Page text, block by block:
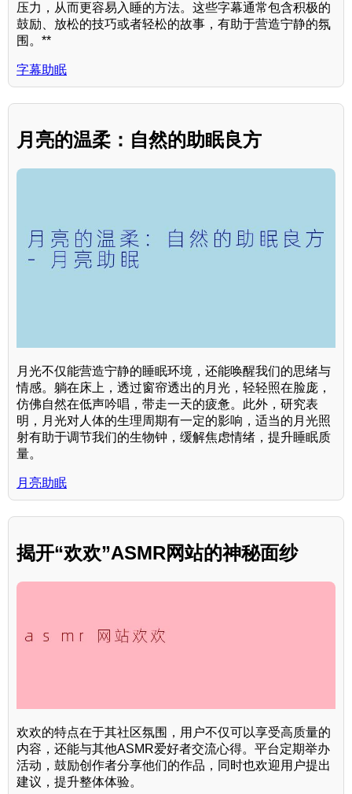
压力，从而更容易入睡的方法。这些字幕通常包含积极的
鼓励、放松的技巧或者轻松的故事，有助于营造宁静的氛
围。**
字幕助眠
月亮的温柔：自然的助眠良方
月光不仅能营造宁静的睡眠环境，还能唤醒我们的思绪与
情感。躺在床上，透过窗帘透出的月光，轻轻照在脸庞，
仿佛自然在低声吟唱，带走一天的疲惫。此外，研究表
明，月光对人体的生理周期有一定的影响，适当的月光照
射有助于调节我们的生物钟，缓解焦虑情绪，提升睡眠质
量。
月亮助眠
揭开“欢欢”ASMR网站的神秘面纱
欢欢的特点在于其社区氛围，用户不仅可以享受高质量的
内容，还能与其他ASMR爱好者交流心得。平台定期举办
活动，鼓励创作者分享他们的作品，同时也欢迎用户提出
建议，提升整体体验。